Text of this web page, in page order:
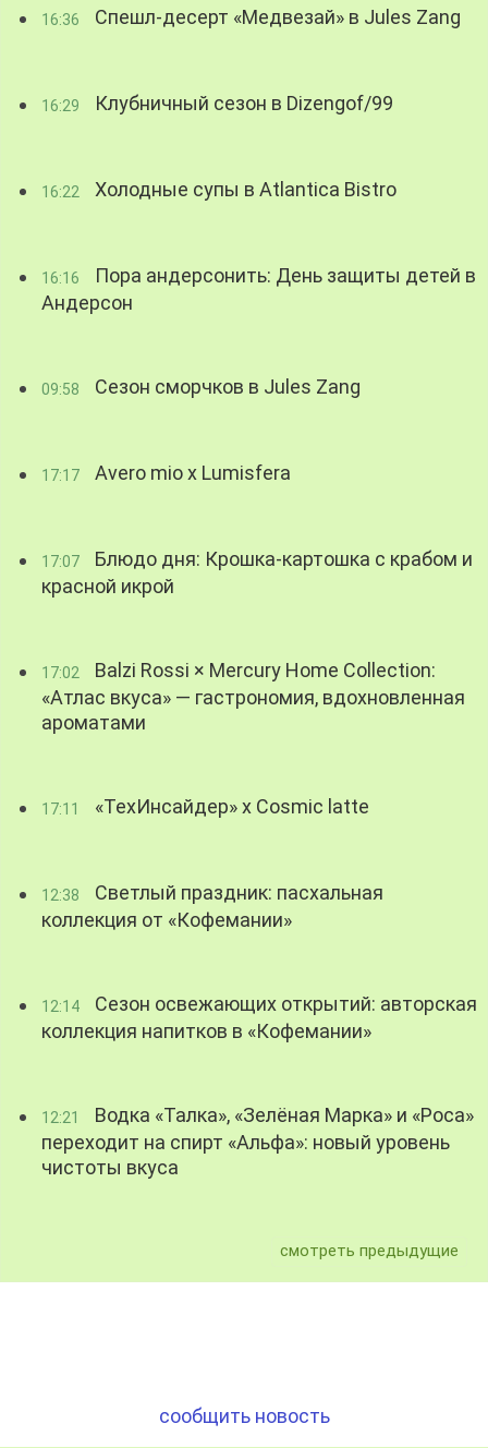
16:36 Спешл-десерт «Медвезай» в Jules Zang
16:29 Клубничный сезон в Dizengof/99
16:22 Холодные супы в Atlantica Bistro
16:16
Пора андерсонить: День защиты детей в
Андерсон
09:58 Сезон сморчков в Jules Zang
17:17 Avero mio x Lumisfera
17:07
Блюдо дня: Крошка-картошка с крабом и
красной икрой
17:02
Balzi Rossi × Mercury Home Collection:
«Атлас вкуса» — гастрономия, вдохновленная
ароматами
17:11 «ТехИнсайдер» х Cosmic latte
12:38
Светлый праздник: пасхальная
коллекция от «Кофемании»
12:14
Сезон освежающих открытий: авторская
коллекция напитков в «Кофемании»
12:21
Водка «Талка», «Зелёная Марка» и «Роса»
переходит на спирт «Альфа»: новый уровень
чистоты вкуса
смотреть предыдущие
сообщить новость